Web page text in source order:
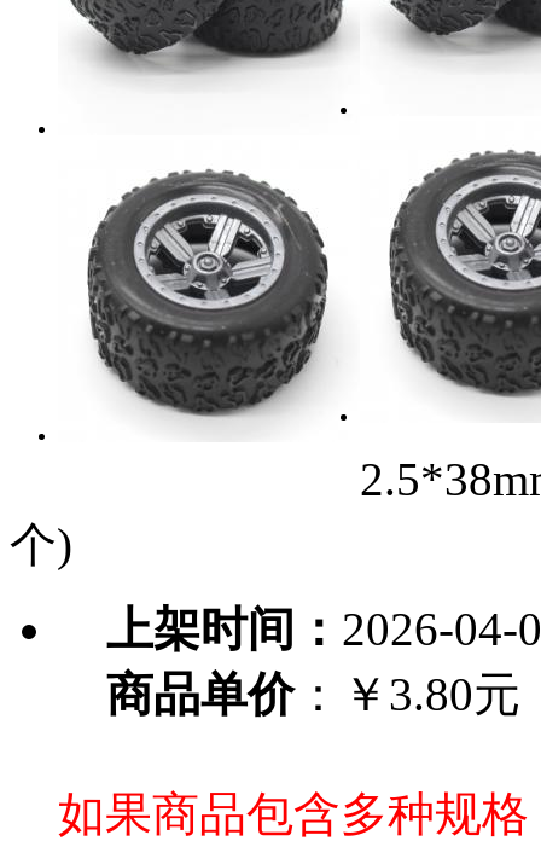
个)
上架时间： 2026-04-
商品单价：￥3.80元
如果商品包含多种规